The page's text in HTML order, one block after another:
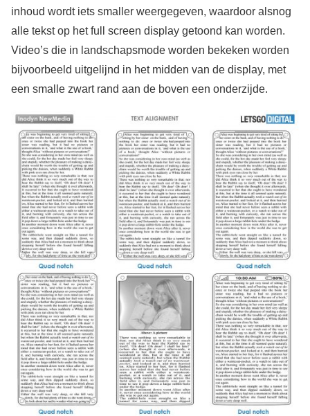
inhoud wordt iets smaller weergegeven, waardoor alsnog
alle tekst op het full screen display getoond kan worden.
Video’s die in landschapsmode worden bekeken worden
bijvoorbeeld uitgelijnd in het midden van de display, met
een smalle zwart rand aan de boven een onderzijde.